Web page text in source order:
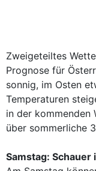
Zweigeteiltes
Prognose für
sonnig, im Osten
Temperaturen
in der kommenden
über sommerliche
Samstag: Schauer